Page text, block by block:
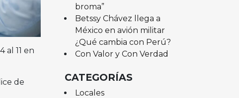
al 11 en
de
broma”
Betssy Chávez llega a
México en avión militar
¿Qué cambia con Perú?
Con Valor y Con Verdad
CATEGORÍAS
Locales